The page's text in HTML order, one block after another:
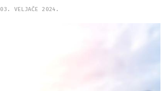
03. VELJAČE 2024.